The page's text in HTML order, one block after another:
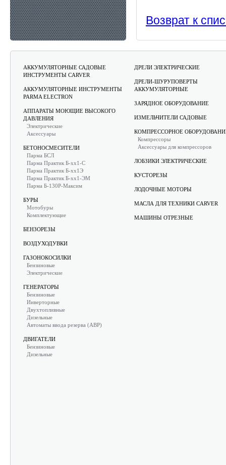
Возврат к
АККУМУЛЯТОРНЫЕ САДОВЫЕ
ИНСТРУМЕНТЫ CARVER
АККУМУЛЯТОРНЫЕ ИНСТРУМЕНТЫ
PARMA ELECTRON
АППАРАТЫ МОЮЩИЕ ВЫСОКОГО
ДАВЛЕНИЯ
Электрические
Аксессуары
БЕТОНОСМЕСИТЕЛИ
Парма БСЛ
Парма Практик Б-хх1-С
Парма Практик Б-хх1Э
Парма Практик Б-хх1-ЭМ
Парма Б-130Р-Максим
БУРЫ
Мотобуры
Комплектующие
БЕНЗОРЕЗЫ
ВОЗДУХОДУВКИ
ГАЗОНОКОСИЛКИ
Бензиновые
Электрические
ГЕНЕРАТОРЫ
Бензиновые
Инверторные
Двухтопливные
Дизельные
Автоматы ввода резерва (АВР)
ДВИГАТЕЛИ
Бензиновые
Дизельные
ДРЕЛИ ЭЛЕКТРИЧЕСКИЕ
ДРЕЛИ-ШУРУПОВЕРТЫ
АККУМУЛЯТОРНЫЕ
ЗАРЯДНОЕ ОБОРУДОВАНИЕ
ИЗМЕЛЬЧИТЕЛИ САДОВЫЕ
КОМПРЕССОРНОЕ
Компрессоры
Аксессуары для компрессоров
ЛОБЗИКИ ЭЛЕКТРИЧЕСКИЕ
КУСТОРЕЗЫ
ЛОДОЧНЫЕ МОТОРЫ
МАСЛА ДЛЯ ТЕХНИКИ CARVER
МАШИНЫ ОТРЕЗНЫЕ